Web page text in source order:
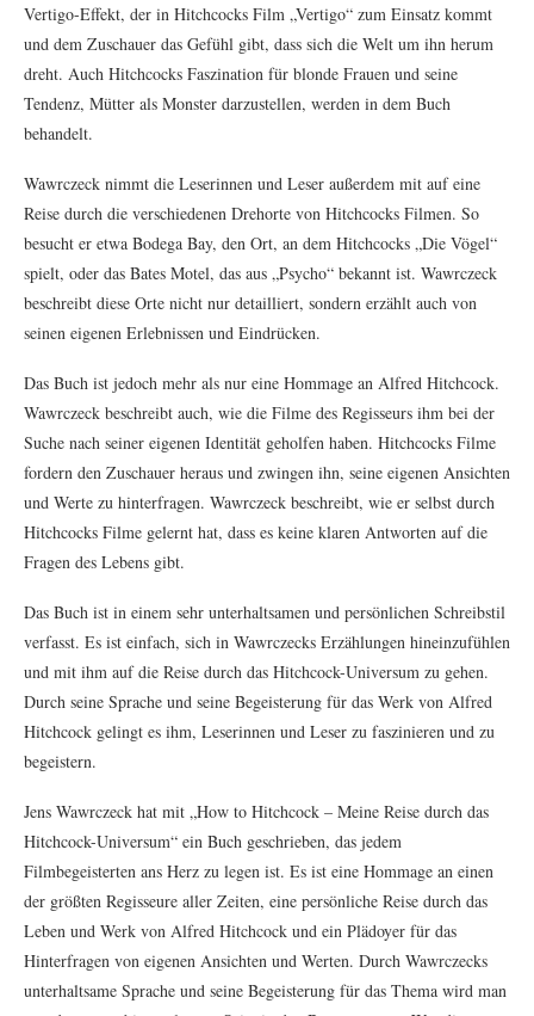
Vertigo-Effekt, der in Hitchcocks Film „Vertigo“ zum Einsatz kommt
und dem Zuschauer das Gefühl gibt, dass sich die Welt um ihn herum
dreht. Auch Hitchcocks Faszination für blonde Frauen und seine
Tendenz, Mütter als Monster darzustellen, werden in dem Buch
behandelt.
Wawrczeck nimmt die Leserinnen und Leser außerdem mit auf eine
Reise durch die verschiedenen Drehorte von Hitchcocks Filmen. So
besucht er etwa Bodega Bay, den Ort, an dem Hitchcocks „Die Vögel“
spielt, oder das Bates Motel, das aus „Psycho“ bekannt ist. Wawrczeck
beschreibt diese Orte nicht nur detailliert, sondern erzählt auch von
seinen eigenen Erlebnissen und Eindrücken.
Das Buch ist jedoch mehr als nur eine Hommage an Alfred Hitchcock.
Wawrczeck beschreibt auch, wie die Filme des Regisseurs ihm bei der
Suche nach seiner eigenen Identität geholfen haben. Hitchcocks Filme
fordern den Zuschauer heraus und zwingen ihn, seine eigenen Ansichten
und Werte zu hinterfragen. Wawrczeck beschreibt, wie er selbst durch
Hitchcocks Filme gelernt hat, dass es keine klaren Antworten auf die
Fragen des Lebens gibt.
Das Buch ist in einem sehr unterhaltsamen und persönlichen Schreibstil
verfasst. Es ist einfach, sich in Wawrczecks Erzählungen hineinzufühlen
und mit ihm auf die Reise durch das Hitchcock-Universum zu gehen.
Durch seine Sprache und seine Begeisterung für das Werk von Alfred
Hitchcock gelingt es ihm, Leserinnen und Leser zu faszinieren und zu
begeistern.
Jens Wawrczeck hat mit „How to Hitchcock – Meine Reise durch das
Hitchcock-Universum“ ein Buch geschrieben, das jedem
Filmbegeisterten ans Herz zu legen ist. Es ist eine Hommage an einen
der größten Regisseure aller Zeiten, eine persönliche Reise durch das
Leben und Werk von Alfred Hitchcock und ein Plädoyer für das
Hinterfragen von eigenen Ansichten und Werten. Durch Wawrczecks
unterhaltsame Sprache und seine Begeisterung für das Thema wird man